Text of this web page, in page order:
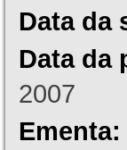
Data da
Data da
2007
Ementa: